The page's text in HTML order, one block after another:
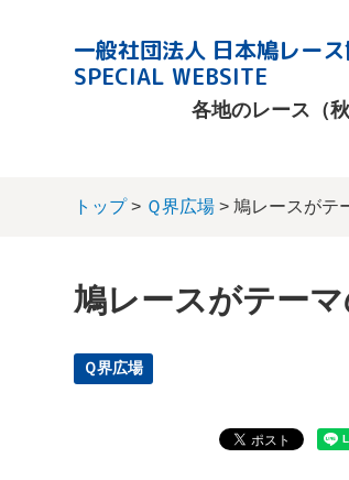
一般社団法人 日本鳩レー
SPECIAL WEBSITE
各地のレース（秋
トップ> Ｑ界広場 > 鳩レースがテ
鳩レースがテー
Ｑ界広場